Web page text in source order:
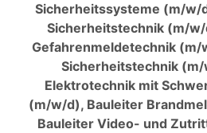
Sicherheitssysteme (m/w/
Sicherheitstechnik (m/
Gefahrenmeldetechnik
Sicherheitstechnik
Elektrotechnik mit
(m/w/d), Bauleiter
Bauleiter Video- und